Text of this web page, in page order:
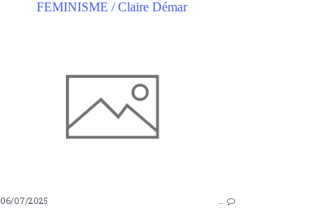
FEMINISME / Claire Démar
06/07/2025 …